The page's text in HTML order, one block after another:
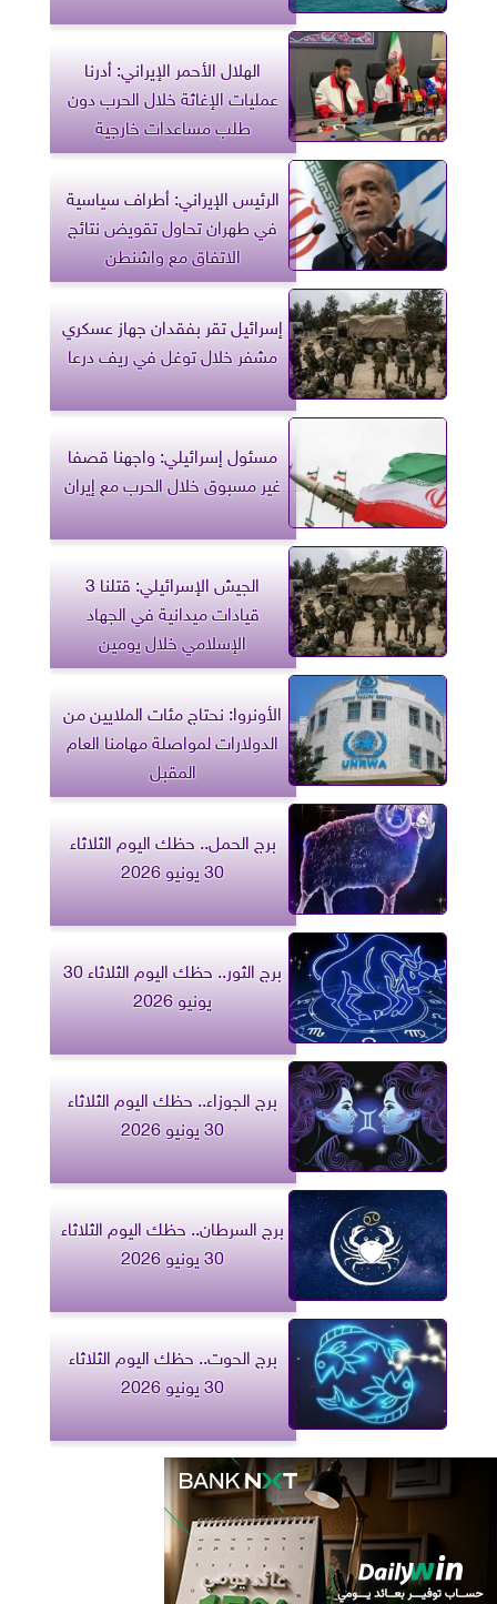
الهلال الأحمر الإيراني: أدرنا
عمليات الإغاثة خلال الحرب دون
طلب مساعدات خارجية
الرئيس الإيراني: أطراف سياسية
في طهران تحاول تقويض نتائج
الاتفاق مع واشنطن
إسرائيل تقر بفقدان جهاز عسكري
مشفر خلال توغل في ريف درعا
مسئول إسرائيلي: واجهنا قصفا
غير مسبوق خلال الحرب مع إيران
الجيش الإسرائيلي: قتلنا 3
قيادات ميدانية في الجهاد
الإسلامي خلال يومين
الأونروا: نحتاج مئات الملايين من
الدولارات لمواصلة مهامنا العام
المقبل
برج الحمل.. حظك اليوم الثلاثاء
30 يونيو 2026
برج الثور.. حظك اليوم الثلاثاء 30
يونيو 2026
برج الجوزاء.. حظك اليوم الثلاثاء
30 يونيو 2026
برج السرطان.. حظك اليوم الثلاثاء
30 يونيو 2026
برج الحوت.. حظك اليوم الثلاثاء
30 يونيو 2026